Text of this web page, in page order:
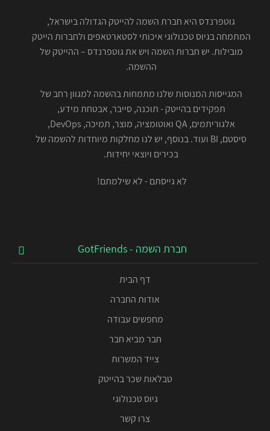
גוטפרנדס היא חברת השמה להייטק הגדולה בישראל,
המתמחה בגיוס טכנולוגי איכותי לסטארטאפים ולחברות הייטק
מובילות. יש חברות השמה ויש את גוטפרנדס – ההייטק של
ההשמה.
המגייסות המנוסות שלנו מתמחות בהשמה למגוון רחב של
תפקידים בהייטק - תוכנה, סייבר, אבטחת מידע,
אלגוריתמים, QA ואוטומציה, מוצר, תמיכה, DevOps,
סיסטם, BI ועוד. בנוסף, יש לנו מחלקות מיוחדות להשמה של
בכירים ויוצאי יחידות.
לא גייסתם - לא שילמתם!
חברת השמה - GotFriends
דף הבית
אודות החברה
מחפשים עבודה
חבר מביא חבר
צייד המשרות
טבלאות שכר בהייטק
גיוס טכנולוגי
צרו קשר